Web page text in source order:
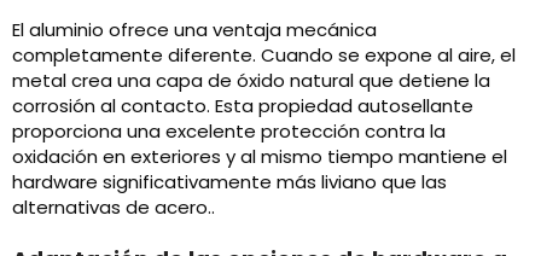
El aluminio ofrece una ventaja mecánica
completamente diferente. Cuando se expone al aire, el
metal crea una capa de óxido natural que detiene la
corrosión al contacto. Esta propiedad autosellante
proporciona una excelente protección contra la
oxidación en exteriores y al mismo tiempo mantiene el
hardware significativamente más liviano que las
alternativas de acero..